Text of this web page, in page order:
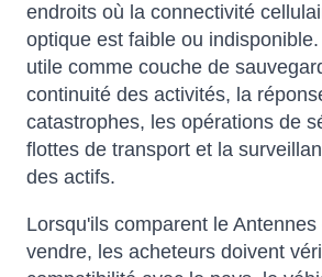
endroits où la connectivité
optique est faible ou
utile comme couche de
continuité des activités, la
catastrophes, les opérations de
flottes de transport et la
des actifs.
Lorsqu'ils comparent le
vendre, les acheteurs doivent